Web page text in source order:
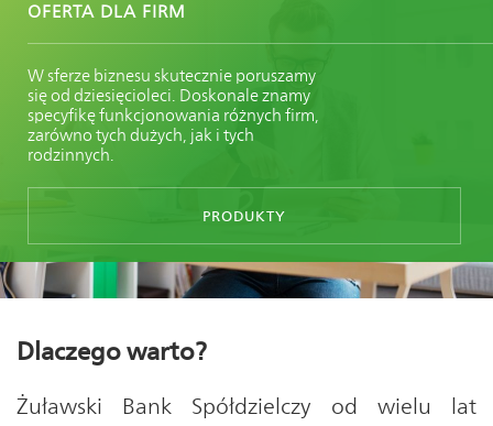
OFERTA DLA FIRM
W sferze biznesu skutecznie poruszamy
się od dziesięcioleci. Doskonale znamy
specyfikę funkcjonowania różnych firm,
zarówno tych dużych, jak i tych
rodzinnych.
PRODUKTY
Dlaczego warto?
Żuławski Bank Spółdzielczy od wielu lat